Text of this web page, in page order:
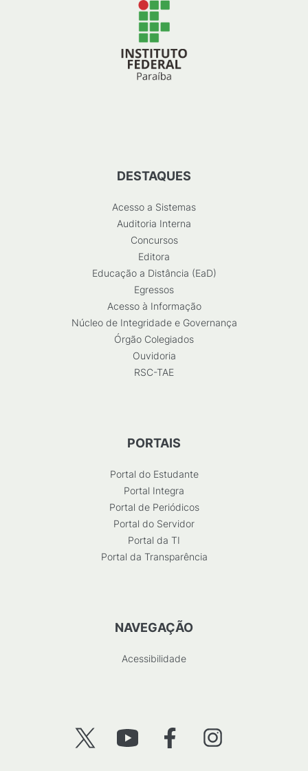
DESTAQUES
Acesso a Sistemas
Auditoria Interna
Concursos
Editora
Educação a Distância (EaD)
Egressos
Acesso à Informação
Núcleo de Integridade e Governança
Órgão Colegiados
Ouvidoria
RSC-TAE
PORTAIS
Portal do Estudante
Portal Integra
Portal de Periódicos
Portal do Servidor
Portal da TI
Portal da Transparência
NAVEGAÇÃO
Acessibilidade